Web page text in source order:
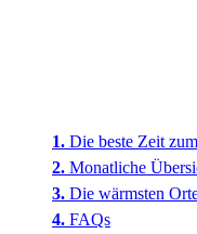
Die beste Zeit
Monatliche
Die wärmsten
FAQs